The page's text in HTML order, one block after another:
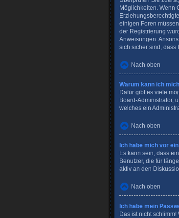
Möglichkeiten. Wenn
einigen Foren
der Registrierung
Anweisungen.
sich sicher sind, dass
Nach oben
Warum kann ich
Dafür gibt es viele
Board-Administrator,
welches ein
Nach oben
Ich habe mich vor
Es kann sein, dass
Benutzer, die für
aktiv an den
Nach oben
Ich habe mein
Das ist nicht